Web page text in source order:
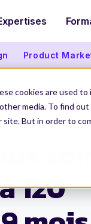
cookies are used
media. To find
But in order to
Product
de 20 à 120 designers en 9 mois chez Decathlon”
120